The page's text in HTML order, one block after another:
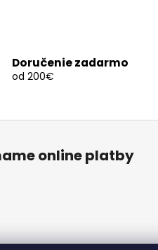
Doručenie zadarmo
od 200€
online platby